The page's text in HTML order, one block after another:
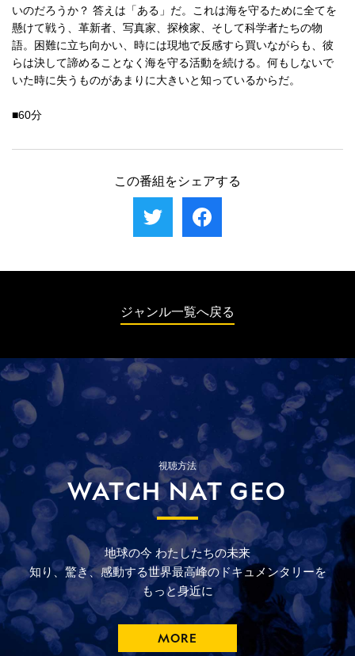
いのだろうか？ 答えは「ある」だ。これは海を守るために全てを
懸けて戦う、革新者、写真家、探検家、そして科学者たちの物
語。困難に立ち向かい、時には現地で反感すら買いながらも、彼
らは決して諦めることなく海を守る活動を続ける。何もしないで
いた時に失うものがあまりに大きいと知っているからだ。
■60分
この番組をシェアする
ジャンル一覧へ戻る
視聴方法
WATCH NAT GEO
地球の今 わたしたちの未来
知り、驚き、感動する世界最高峰のドキュメンタリーを
もっと身近に
MORE